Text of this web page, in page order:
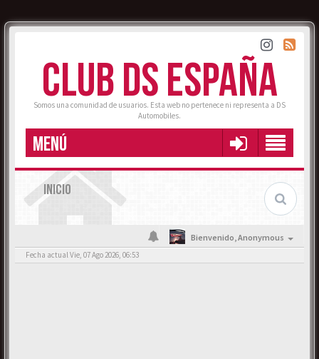
CLUB DS ESPAÑA
Somos una comunidad de usuarios. Esta web no pertenece ni representa a DS
Automobiles.
MENÚ
INICIO
Bienvenido,Anonymous
Fecha actual Vie, 07 Ago 2026, 06:53